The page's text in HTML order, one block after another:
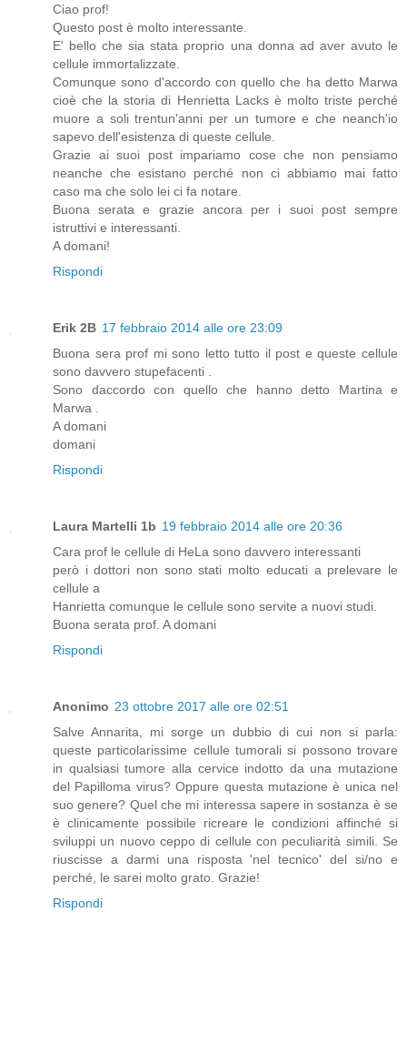
Ciao prof!
Questo post è molto interessante.
E' bello che sia stata proprio una donna ad aver avuto le
cellule immortalizzate.
Comunque sono d'accordo con quello che ha detto Marwa
cioè che la storia di Henrietta Lacks è molto triste perché
muore a soli trentun'anni per un tumore e che neanch'io
sapevo dell'esistenza di queste cellule.
Grazie ai suoi post impariamo cose che non pensiamo
neanche che esistano perché non ci abbiamo mai fatto
caso ma che solo lei ci fa notare.
Buona serata e grazie ancora per i suoi post sempre
istruttivi e interessanti.
A domani!
Rispondi
Erik 2B 17 febbraio 2014 alle ore 23:09
Buona sera prof mi sono letto tutto il post e queste cellule
sono davvero stupefacenti .
Sono daccordo con quello che hanno detto Martina e
Marwa .
A domani
domani
Rispondi
Laura Martelli 1b 19 febbraio 2014 alle ore 20:36
Cara prof le cellule di HeLa sono davvero interessanti
però i dottori non sono stati molto educati a prelevare le
cellule a
Hanrietta comunque le cellule sono servite a nuovi studi.
Buona serata prof. A domani
Rispondi
Anonimo 23 ottobre 2017 alle ore 02:51
Salve Annarita, mi sorge un dubbio di cui non si parla:
queste particolarissime cellule tumorali si possono trovare
in qualsiasi tumore alla cervice indotto da una mutazione
del Papilloma virus? Oppure questa mutazione è unica nel
suo genere? Quel che mi interessa sapere in sostanza è se
è clinicamente possibile ricreare le condizioni affinché si
sviluppi un nuovo ceppo di cellule con peculiarità simili. Se
riuscisse a darmi una risposta 'nel tecnico' del si/no e
perché, le sarei molto grato. Grazie!
Rispondi